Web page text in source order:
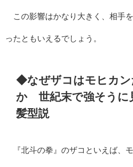
この影響はかなり大きく、相手
ったともいえるでしょう。
◆なぜザコはモヒカン
か 世紀末で強そうに
髪型説
『北斗の拳』のザコといえば、